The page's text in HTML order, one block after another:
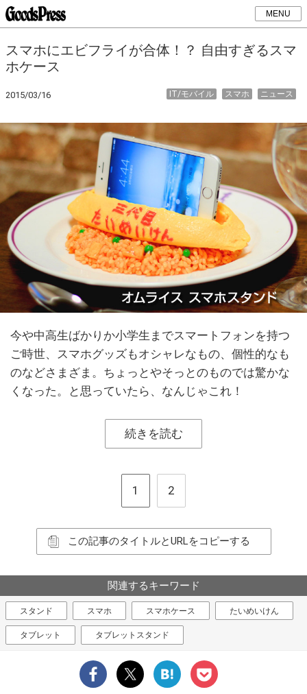
MENU
スマホにエビフライが合体！？ 自由すぎるスマ
ホケース
2015/03/16 ニュース
スマホ
IT/モバイル
今や中高生ばかりか小学生までスマートフォンを持つ
ご時世、スマホグッズもオシャレなもの、個性的なも
のなどさまざま。ちょっとやそっとのものでは驚かな
くなった。と思っていたら、なんじゃこれ！
続きを読む
1 2
この記事のタイトルとURLをコピーする
関連するキーワード
スタンド スマホ スマホケース たいめいけん
タブレット タブレットスタンド